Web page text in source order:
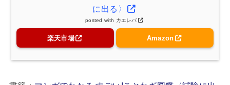
に出る〉
posted with カエレバ
楽天市場 Amazon